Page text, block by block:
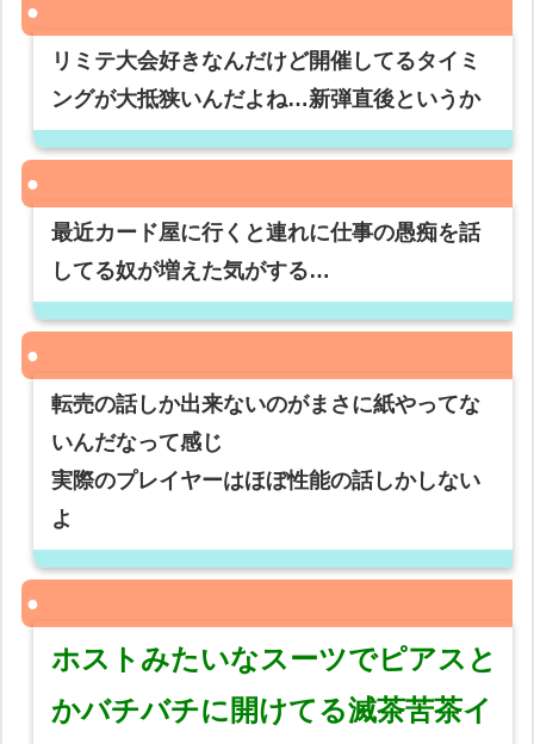
リミテ大会好きなんだけど開催してるタイミ
ングが大抵狭いんだよね…新弾直後というか
最近カード屋に行くと連れに仕事の愚痴を話
してる奴が増えた気がする…
転売の話しか出来ないのがまさに紙やってな
いんだなって感じ
実際のプレイヤーはほぼ性能の話しかしない
よ
ホストみたいなスーツでピアスと
かバチバチに開けてる滅茶苦茶イ